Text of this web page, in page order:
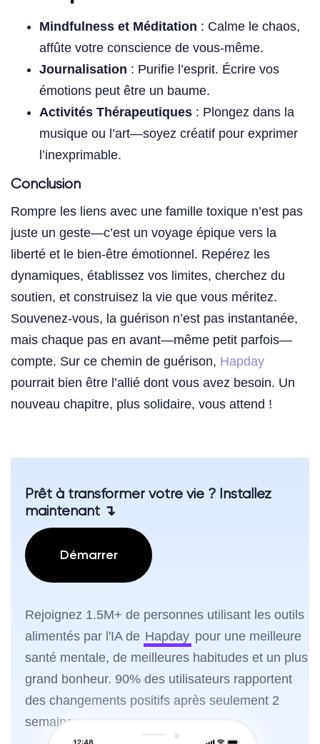
Mindfulness et Méditation : Calme le chaos,
affûte votre conscience de vous-même.
Journalisation : Purifie l’esprit. Écrire vos
émotions peut être un baume.
Activités Thérapeutiques : Plongez dans la
musique ou l’art—soyez créatif pour exprimer
l’inexprimable.
Conclusion
Rompre les liens avec une famille toxique n’est pas
juste un geste—c’est un voyage épique vers la
liberté et le bien-être émotionnel. Repérez les
dynamiques, établissez vos limites, cherchez du
soutien, et construisez la vie que vous méritez.
Souvenez-vous, la guérison n’est pas instantanée,
mais chaque pas en avant—même petit parfois—
compte. Sur ce chemin de guérison, Hapday
pourrait bien être l’allié dont vous avez besoin. Un
nouveau chapitre, plus solidaire, vous attend !
Prêt à transformer votre vie ? Installez
maintenant ↴
Démarrer
Rejoignez 1.5M+ de personnes utilisant les outils
alimentés par l'IA de Hapday pour une meilleure
santé mentale, de meilleures habitudes et un plus
grand bonheur. 90% des utilisateurs rapportent
des changements positifs après seulement 2
semaines.